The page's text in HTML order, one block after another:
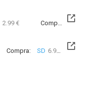
2.99 € Compra: SD
Compra: SD 6.99 € HD